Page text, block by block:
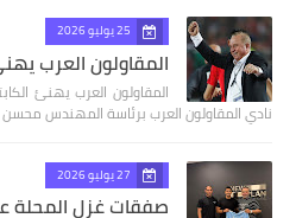
25 يوليو 2026
المقاولون العرب
المقاولون العرب يهنئ
نادي المقاولون العرب برئاسة المهندس
27 يوليو 2026
صفقات غزل المحلة